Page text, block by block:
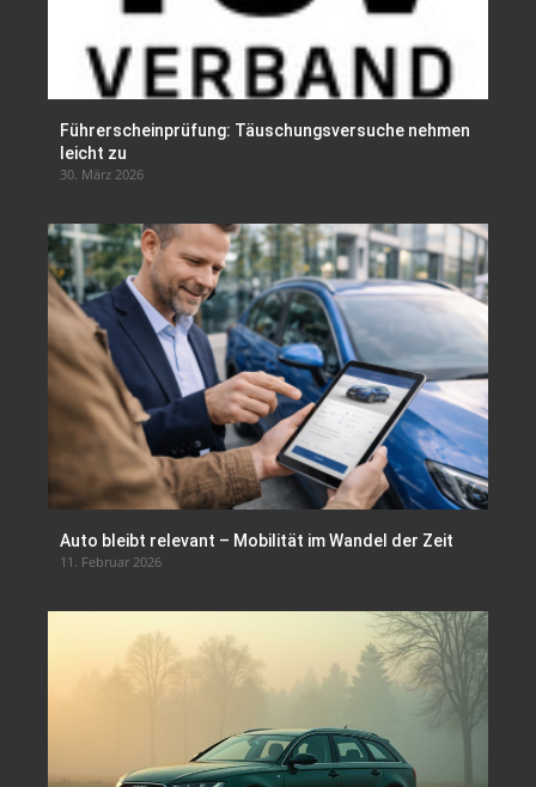
Führerscheinprüfung: Täuschungsversuche nehmen
leicht zu
30. März 2026
Auto bleibt relevant – Mobilität im Wandel der Zeit
11. Februar 2026